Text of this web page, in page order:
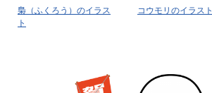
梟（ふくろう）のイラス
ト
コウモリのイラスト